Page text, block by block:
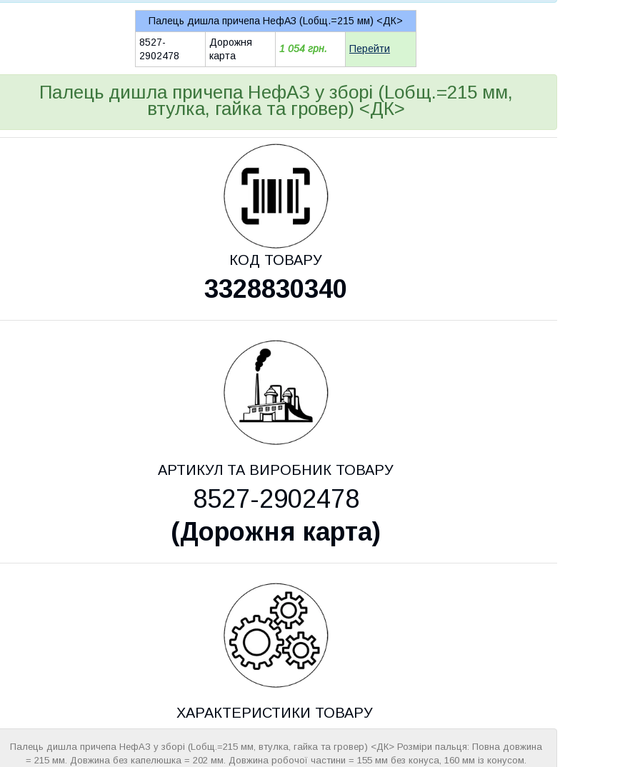
Палець дишла причепа НефАЗ (Lобщ.=215 мм) <ДК>
8527-
2902478
Дорожня
карта
1 054 грн. Перейти
Палець дишла причепа НефАЗ у зборі (Lобщ.=215 мм,
втулка, гайка та гровер) <ДК>
КОД ТОВАРУ
3328830340
АРТИКУЛ ТА ВИРОБНИК ТОВАРУ
8527-2902478
(Дорожня карта)
ХАРАКТЕРИСТИКИ ТОВАРУ
Палець дишла причепа НефАЗ у зборі (Lобщ.=215 мм, втулка, гайка та гровер) <ДК> Розміри пальця: Повна довжина
= 215 мм. Довжина без капелюшка = 202 мм. Довжина робочої частини = 155 мм без конуса, 160 мм із конусом.